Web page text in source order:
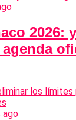
2026:
ago